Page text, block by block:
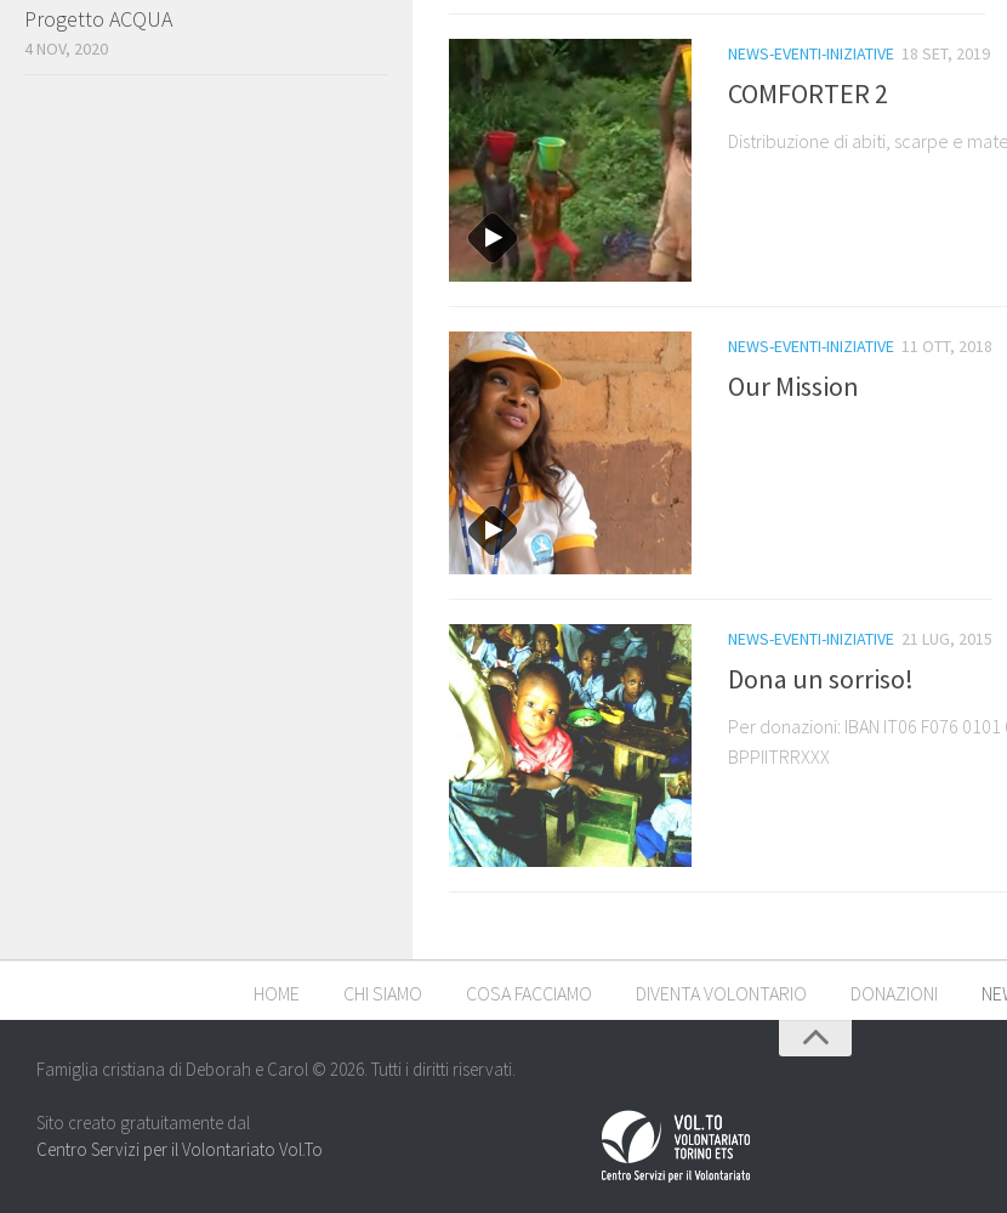
NEWS-EVENTI-INIZIATIVE 18 SET, 2019
COMFORTER 2
Distribuzione di abiti, scarpe e
NEWS-EVENTI-INIZIATIVE 11 OTT, 2018
Our Mission
NEWS-EVENTI-INIZIATIVE 21 LUG, 2015
Dona un sorriso!
Per donazioni: IBAN IT06 F076
BPPIITRRXXX
Progetto ACQUA
4 NOV, 2020
HOME CHI SIAMO COSA FACCIAMO DIVENTA VOLONTARIO DONAZIONI
Famiglia cristiana di Deborah e Carol © 2026. Tutti i diritti riservati.
Sito creato gratuitamente dal
Centro Servizi per il Volontariato Vol.To